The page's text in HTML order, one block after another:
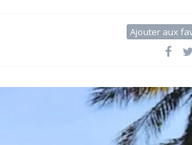
Ajouter aux